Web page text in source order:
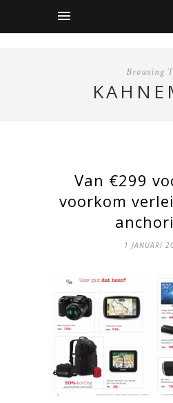
Browsing
Van €299
voorkom
1 JANUARI